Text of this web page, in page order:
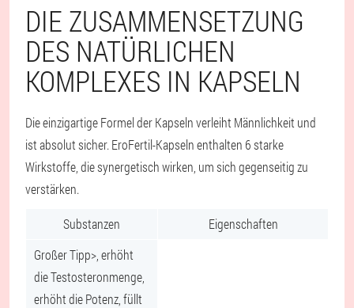
DIE ZUSAMMENSETZUNG
DES NATÜRLICHEN
KOMPLEXES IN KAPSELN
Die einzigartige Formel der Kapseln verleiht Männlichkeit und
ist absolut sicher. EroFertil-Kapseln enthalten 6 starke
Wirkstoffe, die synergetisch wirken, um sich gegenseitig zu
verstärken.
Substanzen
Eigenschaften
Großer Tipp>, erhöht
die Testosteronmenge,
erhöht die Potenz, füllt